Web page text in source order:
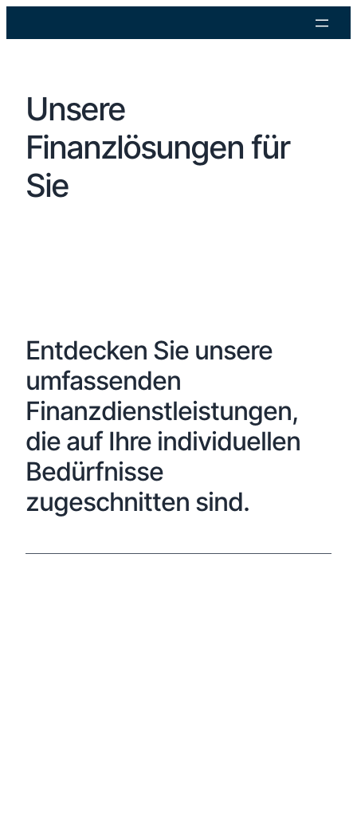
Unsere
Finanzlösungen für
Sie
Entdecken Sie unsere
umfassenden
Finanzdienstleistungen,
die auf Ihre individuellen
Bedürfnisse
zugeschnitten sind.